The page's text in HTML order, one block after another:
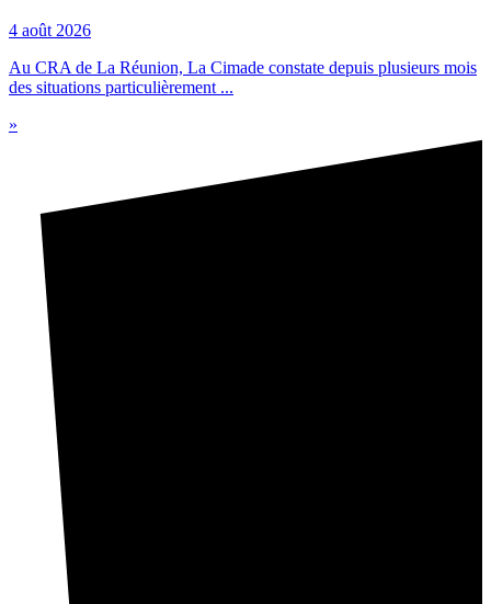
4 août 2026
Au CRA de La Réunion, La Cimade constate depuis plusieurs mois
des situations particulièrement ...
»